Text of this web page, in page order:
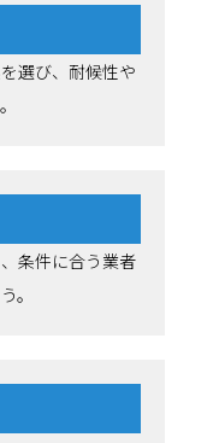
選び、耐候性や
条件に合う業者
。